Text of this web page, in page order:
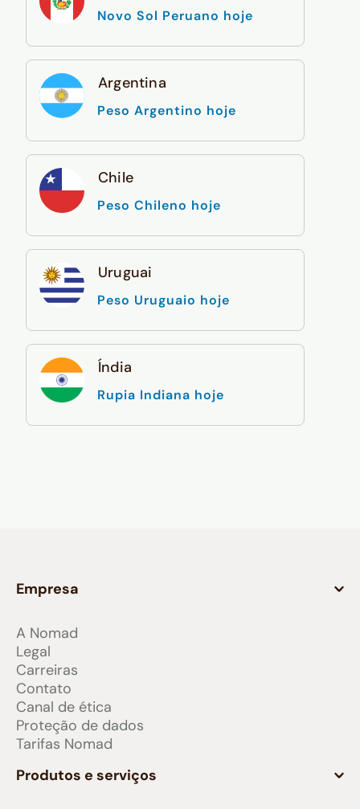
Novo Sol Peruano hoje
Argentina
Peso Argentino hoje
Chile
Peso Chileno hoje
Uruguai
Peso Uruguaio hoje
Índia
Rupia Indiana hoje
Empresa
A Nomad
Legal
Carreiras
Contato
Canal de ética
Proteção de dados
Tarifas Nomad
Produtos e serviços